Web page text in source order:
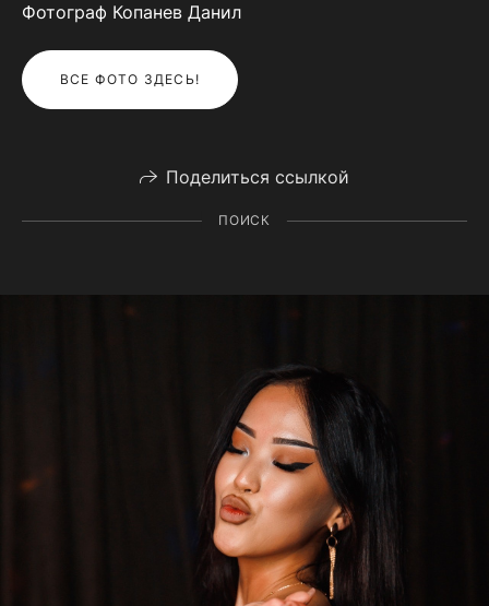
Фотограф Копанев Данил
ВСЕ ФОТО ЗДЕСЬ!
Поделиться ссылкой
ПОИСК